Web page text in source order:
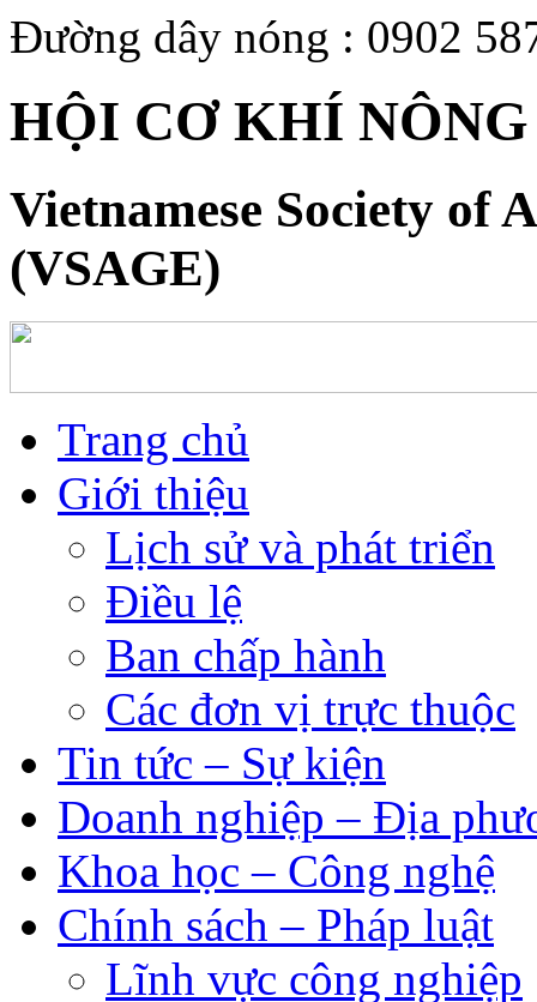
Đường dây nóng : 0902
HỘI CƠ KHÍ
Vietnamese Society of
(VSAGE)
Trang chủ
Giới thiệu
Lịch sử và phát triển
Điều lệ
Ban chấp hành
Các đơn vị trực thuộc
Tin tức – Sự kiện
Doanh nghiệp – Địa
Khoa học – Công nghệ
Chính sách – Pháp luật
Lĩnh vực công nghiệp